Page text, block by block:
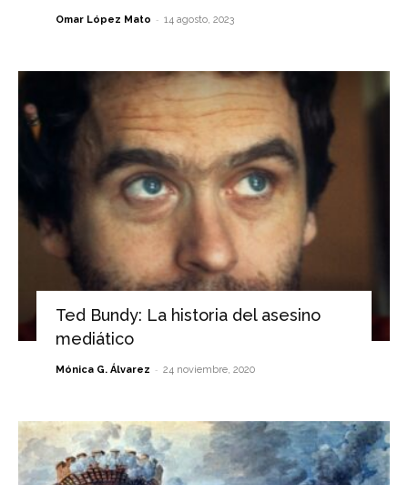
Omar López Mato - 14 agosto, 2023
Ted Bundy: La historia del asesino
mediático
Mónica G. Álvarez - 24 noviembre, 2020